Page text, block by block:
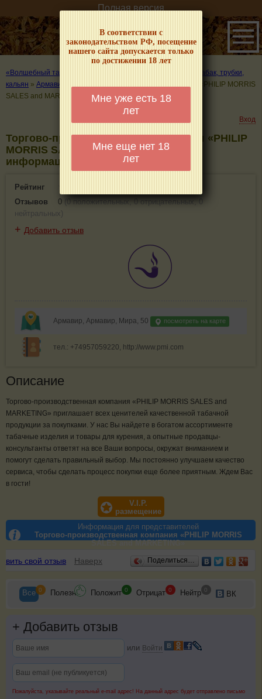
В соответствии с
законодательством РФ, посещение
нашего сайта допускается только
по достижении 18 лет
Мне уже есть 18
лет
Мне еще нет 18
лет
Полная версия
«Волшебный табачок» – о табаке и курении
Где купить табак, трубки,
кальян » Армавир
Торгово-производственная компания «PHILIP MORRIS
SALES and MARKETING»
Вход
Торгово-производственная компания «PHILIP
MORRIS SALES and MARKETING» -
информация и отзывы. Армавир
Рейтинг
Отзывов
0 (0 положительных,0 отрицательных, 0
нейтральных )
+ Добавить отзыв
Армавир, Армавир, Мира, 50 посмотреть на карте
тел.: +74957059220, http://www.pmi.com
Описание
Торгово-производственная компания «PHILIP MORRIS SALES and
MARKETING» приглашает всех ценителей качественной табачной
продукции за покупками. У нас Вы найдете в богатом ассортименте
табачные изделия и товары для курения, а опытные продавцы-
консультанты ответят на все Ваши вопросы, окружат вниманием и
помогут сделать правильный выбор. Мы постоянно улучшаем качество
сервиса, чтобы сделать процесс покупки еще более приятным. Ждем Вас
в гости!
V.I.P.
размещение
Информация для представителей
Торгово-производственная компания «PHILIP MORRIS
SALES and MARKETING»
Отзывы
свой отзыв Наверх Поделиться…
Все 0 Полезн Положит 0 Отрицат 0 Нейтр 0 ВК
+ Добавить отзыв
или Войти
Пожалуйста, указывайте реальный e-mail адрес! На данный адрес будет отправлено письмо